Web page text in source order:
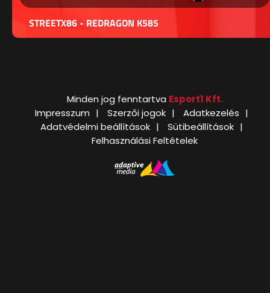
STREETX86 - REDRAGON K585
Minden jog fenntartva Esport1 Kft.
Impresszum
Szerzői jogok
Adatkezelés
Adatvédelmi beállítások
Sütibeállítások
Felhasználási Feltételek